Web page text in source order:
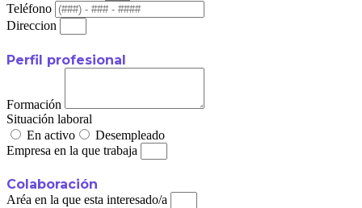
Teléfono
Direccion
Perfil profesional
Formación
Situación laboral
En activo
Desempleado
Empresa en la que trabaja
Colaboración
Aréa en la que esta interesado/a